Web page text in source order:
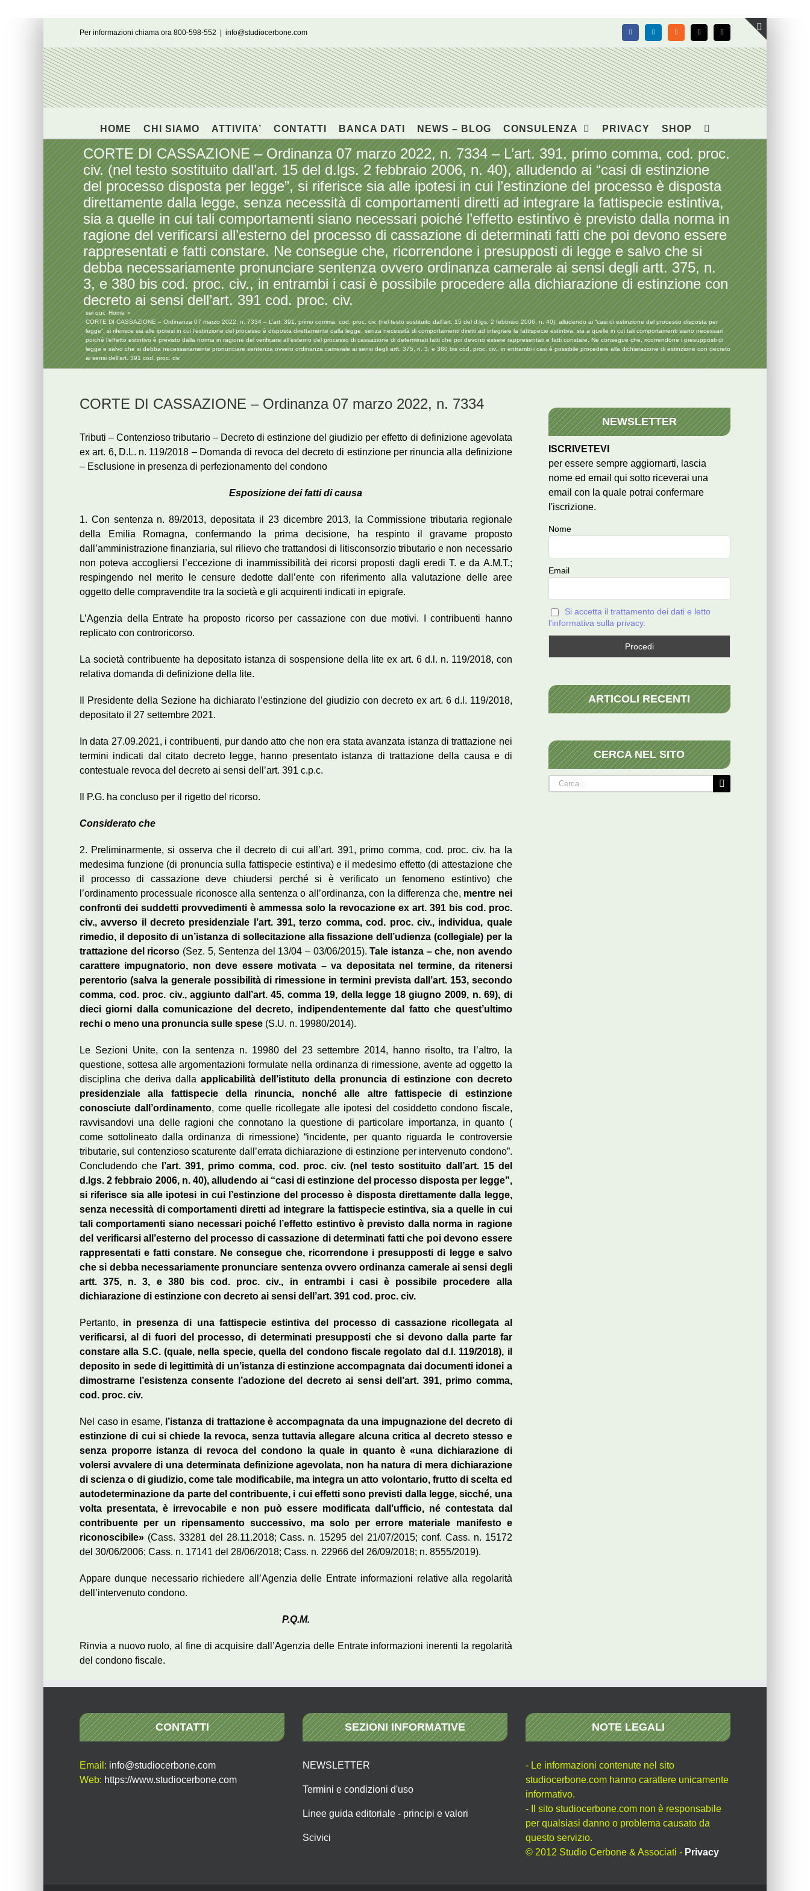
Per informazioni chiama ora 800-598-552 info@studiocerbone.com FacebookLinkedIn Rss X Email
HOME CHI SIAMO ATTIVITA’ CONTATTI BANCA DATI NEWS – BLOG CONSULENZA PRIVACY SHOP
CORTE DI CASSAZIONE – Ordinanza 07 marzo 2022, n. 7334 – L’art. 391, primo comma, cod. proc.
civ. (nel testo sostituito dall’art. 15 del d.lgs. 2 febbraio 2006, n. 40), alludendo ai “casi di estinzione
del processo disposta per legge”, si riferisce sia alle ipotesi in cui l’estinzione del processo è disposta
direttamente dalla legge, senza necessità di comportamenti diretti ad integrare la fattispecie estintiva,
sia a quelle in cui tali comportamenti siano necessari poiché l’effetto estintivo è previsto dalla norma in
ragione del verificarsi all’esterno del processo di cassazione di determinati fatti che poi devono essere
rappresentati e fatti constare. Ne consegue che, ricorrendone i presupposti di legge e salvo che si
debba necessariamente pronunciare sentenza ovvero ordinanza camerale ai sensi degli artt. 375, n.
3, e 380 bis cod. proc. civ., in entrambi i casi è possibile procedere alla dichiarazione di estinzione con
decreto ai sensi dell’art. 391 cod. proc. civ.
sei qui: Home
CORTE DI CASSAZIONE – Ordinanza 07 marzo 2022, n. 7334 – L’art. 391, primo comma, cod. proc. civ. (nel testo sostituito dall’art. 15 del d.lgs. 2 febbraio 2006, n. 40), alludendo ai “casi di estinzione del processo disposta per
legge”, si riferisce sia alle ipotesi in cui l’estinzione del processo è disposta direttamente dalla legge, senza necessità di comportamenti diretti ad integrare la fattispecie estintiva, sia a quelle in cui tali comportamenti siano necessari
poiché l’effetto estintivo è previsto dalla norma in ragione del verificarsi all’esterno del processo di cassazione di determinati fatti che poi devono essere rappresentati e fatti constare. Ne consegue che, ricorrendone i presupposti di
legge e salvo che si debba necessariamente pronunciare sentenza ovvero ordinanza camerale ai sensi degli artt. 375, n. 3, e 380 bis cod. proc. civ., in entrambi i casi è possibile procedere alla dichiarazione di estinzione con decreto
ai sensi dell’art. 391 cod. proc. civ.
CORTE DI CASSAZIONE – Ordinanza 07 marzo 2022, n. 7334
Tributi – Contenzioso tributario – Decreto di estinzione del giudizio per effetto di definizione agevolata
ex art. 6, D.L. n. 119/2018 – Domanda di revoca del decreto di estinzione per rinuncia alla definizione
– Esclusione in presenza di perfezionamento del condono
Esposizione dei fatti di causa
1. Con sentenza n. 89/2013, depositata il 23 dicembre 2013, la Commissione tributaria regionale
della Emilia Romagna, confermando la prima decisione, ha respinto il gravame proposto
dall’amministrazione finanziaria, sul rilievo che trattandosi di litisconsorzio tributario e non necessario
non poteva accogliersi l’eccezione di inammissibilità dei ricorsi proposti dagli eredi T. e da A.M.T.;
respingendo nel merito le censure dedotte dall’ente con riferimento alla valutazione delle aree
oggetto delle compravendite tra la società e gli acquirenti indicati in epigrafe.
L’Agenzia della Entrate ha proposto ricorso per cassazione con due motivi. I contribuenti hanno
replicato con controricorso.
La società contribuente ha depositato istanza di sospensione della lite ex art. 6 d.l. n. 119/2018, con
relativa domanda di definizione della lite.
Il Presidente della Sezione ha dichiarato l’estinzione del giudizio con decreto ex art. 6 d.l. 119/2018,
depositato il 27 settembre 2021.
In data 27.09.2021, i contribuenti, pur dando atto che non era stata avanzata istanza di trattazione nei
termini indicati dal citato decreto legge, hanno presentato istanza di trattazione della causa e di
contestuale revoca del decreto ai sensi dell’art. 391 c.p.c.
Il P.G. ha concluso per il rigetto del ricorso.
Considerato che
2. Preliminarmente, si osserva che il decreto di cui all’art. 391, primo comma, cod. proc. civ. ha la
medesima funzione (di pronuncia sulla fattispecie estintiva) e il medesimo effetto (di attestazione che
il processo di cassazione deve chiudersi perché si è verificato un fenomeno estintivo) che
l’ordinamento processuale riconosce alla sentenza o all’ordinanza, con la differenza che, mentre nei
confronti dei suddetti provvedimenti è ammessa solo la revocazione ex art. 391 bis cod. proc.
civ., avverso il decreto presidenziale l’art. 391, terzo comma, cod. proc. civ., individua, quale
rimedio, il deposito di un’istanza di sollecitazione alla fissazione dell’udienza (collegiale) per la
trattazione del ricorso (Sez. 5, Sentenza del 13/04 – 03/06/2015).Tale istanza – che, non avendo
carattere impugnatorio, non deve essere motivata – va depositata nel termine, da ritenersi
perentorio (salva la generale possibilità di rimessione in termini prevista dall’art. 153, secondo
comma, cod. proc. civ., aggiunto dall’art. 45, comma 19, della legge 18 giugno 2009, n. 69), di
dieci giorni dalla comunicazione del decreto, indipendentemente dal fatto che quest’ultimo
rechi o meno una pronuncia sulle spese (S.U. n. 19980/2014).
Le Sezioni Unite, con la sentenza n. 19980 del 23 settembre 2014, hanno risolto, tra l’altro, la
questione, sottesa alle argomentazioni formulate nella ordinanza di rimessione, avente ad oggetto la
disciplina che deriva dallaapplicabilità dell’istituto della pronuncia di estinzione con decreto
presidenziale alla fattispecie della rinuncia, nonché alle altre fattispecie di estinzione
conosciute dall’ordinamento, come quelle ricollegate alle ipotesi del cosiddetto condono fiscale,
ravvisandovi una delle ragioni che connotano la questione di particolare importanza, in quanto (
come sottolineato dalla ordinanza di rimessione) “incidente, per quanto riguarda le controversie
tributarie, sul contenzioso scaturente dall’errata dichiarazione di estinzione per intervenuto condono”.
Concludendo che
l’art. 391, primo comma, cod. proc. civ. (nel testo sostituito dall’art. 15 del
d.lgs. 2 febbraio 2006, n. 40), alludendo ai “casi di estinzione del processo disposta per legge”,
si riferisce sia alle ipotesi in cui l’estinzione del processo è disposta direttamente dalla legge,
senza necessità di comportamenti diretti ad integrare la fattispecie estintiva, sia a quelle in cui
tali comportamenti siano necessari poiché l’effetto estintivo è previsto dalla norma in ragione
del verificarsi all’esterno del processo di cassazione di determinati fatti che poi devono essere
rappresentati e fatti constare. Ne consegue che, ricorrendone i presupposti di legge e salvo
che si debba necessariamente pronunciare sentenza ovvero ordinanza camerale ai sensi degli
artt. 375, n. 3, e 380 bis cod. proc. civ., in entrambi i casi è possibile procedere alla
dichiarazione di estinzione con decreto ai sensi dell’art. 391 cod. proc. civ.
Pertanto, in presenza di una fattispecie estintiva del processo di cassazione ricollegata al
verificarsi, al di fuori del processo, di determinati presupposti che si devono dalla parte far
constare alla S.C. (quale, nella specie, quella del condono fiscale regolato dal d.l. 119/2018), il
deposito in sede di legittimità di un’istanza di estinzione accompagnata dai documenti idonei a
dimostrarne l’esistenza consente l’adozione del decreto ai sensi dell’art. 391, primo comma,
cod. proc. civ.
Nel caso in esame, l’istanza di trattazione è accompagnata da una impugnazione del decreto di
estinzione di cui si chiede la revoca, senza tuttavia allegare alcuna critica al decreto stesso e
senza proporre istanza di revoca del condono la quale in quanto è «una dichiarazione di
volersi avvalere di una determinata definizione agevolata, non ha natura di mera dichiarazione
di scienza o di giudizio, come tale modificabile, ma integra un atto volontario, frutto di scelta ed
autodeterminazione da parte del contribuente, i cui effetti sono previsti dalla legge, sicché, una
volta presentata, è irrevocabile e non può essere modificata dall’ufficio, né contestata dal
contribuente per un ripensamento successivo, ma solo per errore materiale manifesto e
riconoscibile» (Cass. 33281 del 28.11.2018; Cass. n. 15295 del 21/07/2015; conf. Cass. n. 15172
del 30/06/2006; Cass. n. 17141 del 28/06/2018; Cass. n. 22966 del 26/09/2018; n. 8555/2019).
Appare dunque necessario richiedere all’Agenzia delle Entrate informazioni relative alla regolarità
dell’intervenuto condono.
P.Q.M.
Rinvia a nuovo ruolo, al fine di acquisire dall’Agenzia delle Entrate informazioni inerenti la regolarità
del condono fiscale.
NEWSLETTER
ISCRIVETEVI
per essere sempre aggiornarti, lascia
nome ed email qui sotto riceverai una
email con la quale potrai confermare
l'iscrizione.
Nome
Email
Si accetta il trattamento dei dati e letto
l'informativa sulla privacy.
ARTICOLI RECENTI
CERCA NEL SITO
Cerca
per:
CONTATTI
Email: info@studiocerbone.com
Web: https://www.studiocerbone.com
SEZIONI INFORMATIVE
NEWSLETTER
Termini e condizioni d'uso
Linee guida editoriale - principi e valori
Scivici
NOTE LEGALI
- Le informazioni contenute nel sito
studiocerbone.com hanno carattere unicamente
informativo.
- Il sito studiocerbone.com non è responsabile
per qualsiasi danno o problema causato da
questo servizio.
© 2012 Studio Cerbone & Associati - Privacy
Toggle
area
barra
scorrevole